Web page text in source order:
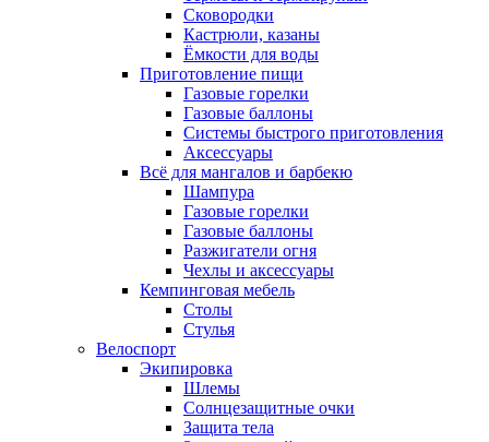
Сковородки
Кастрюли, казаны
Ёмкости для воды
Приготовление пищи
Газовые горелки
Газовые баллоны
Системы быстрого приготовления
Аксессуары
Всё для мангалов и барбекю
Шампура
Газовые горелки
Газовые баллоны
Разжигатели огня
Чехлы и аксессуары
Кемпинговая мебель
Столы
Стулья
Велоспорт
Экипировка
Шлемы
Солнцезащитные очки
Защита тела